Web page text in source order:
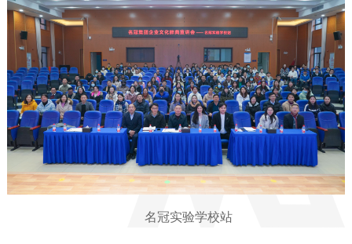
名冠实验学校站